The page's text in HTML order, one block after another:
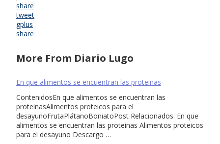
share
tweet
gplus
share
More From Diario Lugo
En que alimentos se encuentran las proteinas
ContenidosEn que alimentos se encuentran las
proteinasAlimentos proteicos para el
desayunoFrutaPlátanoBoniatoPost Relacionados: En que
alimentos se encuentran las proteinas Alimentos proteicos
para el desayuno Descargo …